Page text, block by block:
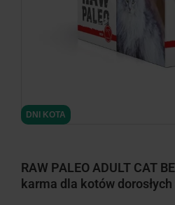
DNI KOTA
RAW PALEO ADULT CAT
karma dla kotów dorosłych